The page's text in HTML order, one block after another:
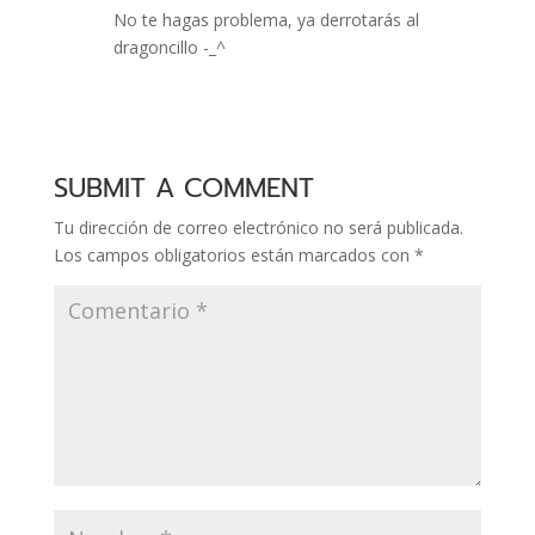
No te hagas problema, ya derrotarás al
dragoncillo -_^
SUBMIT A COMMENT
Tu dirección de correo electrónico no será publicada.
Los campos obligatorios están marcados con *